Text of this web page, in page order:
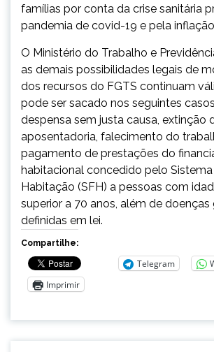
famílias por conta da crise sanitária
pandemia de covid-19 e pela
O Ministério do Trabalho e
as demais possibilidades legais de
dos recursos do FGTS continuam
pode ser sacado nos seguintes
despensa sem justa causa, extinção
aposentadoria, falecimento do
pagamento de prestações do
habitacional concedido pelo
Habitação (SFH) a pessoas com
superior a 70 anos, além de doenças
definidas em lei.
Compartilhe:
Telegram
Imprimir